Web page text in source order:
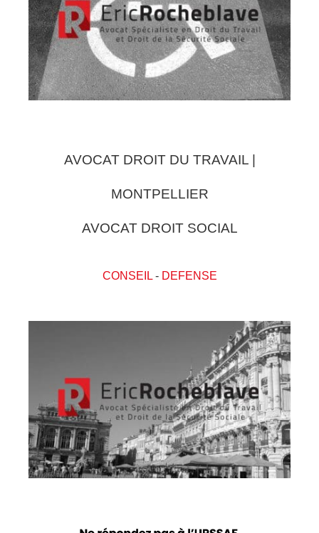
AVOCAT DROIT DU TRAVAIL |
MONTPELLIER
AVOCAT DROIT SOCIAL
CONSEIL- DEFENSE